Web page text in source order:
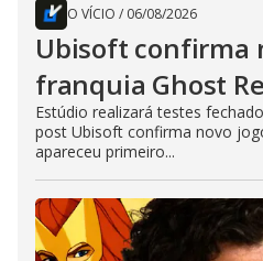
O VÍCIO / 06/08/2026
Ubisoft confirma
franquia Ghost
Estúdio realizará testes
post Ubisoft confirma novo
apareceu primeiro...